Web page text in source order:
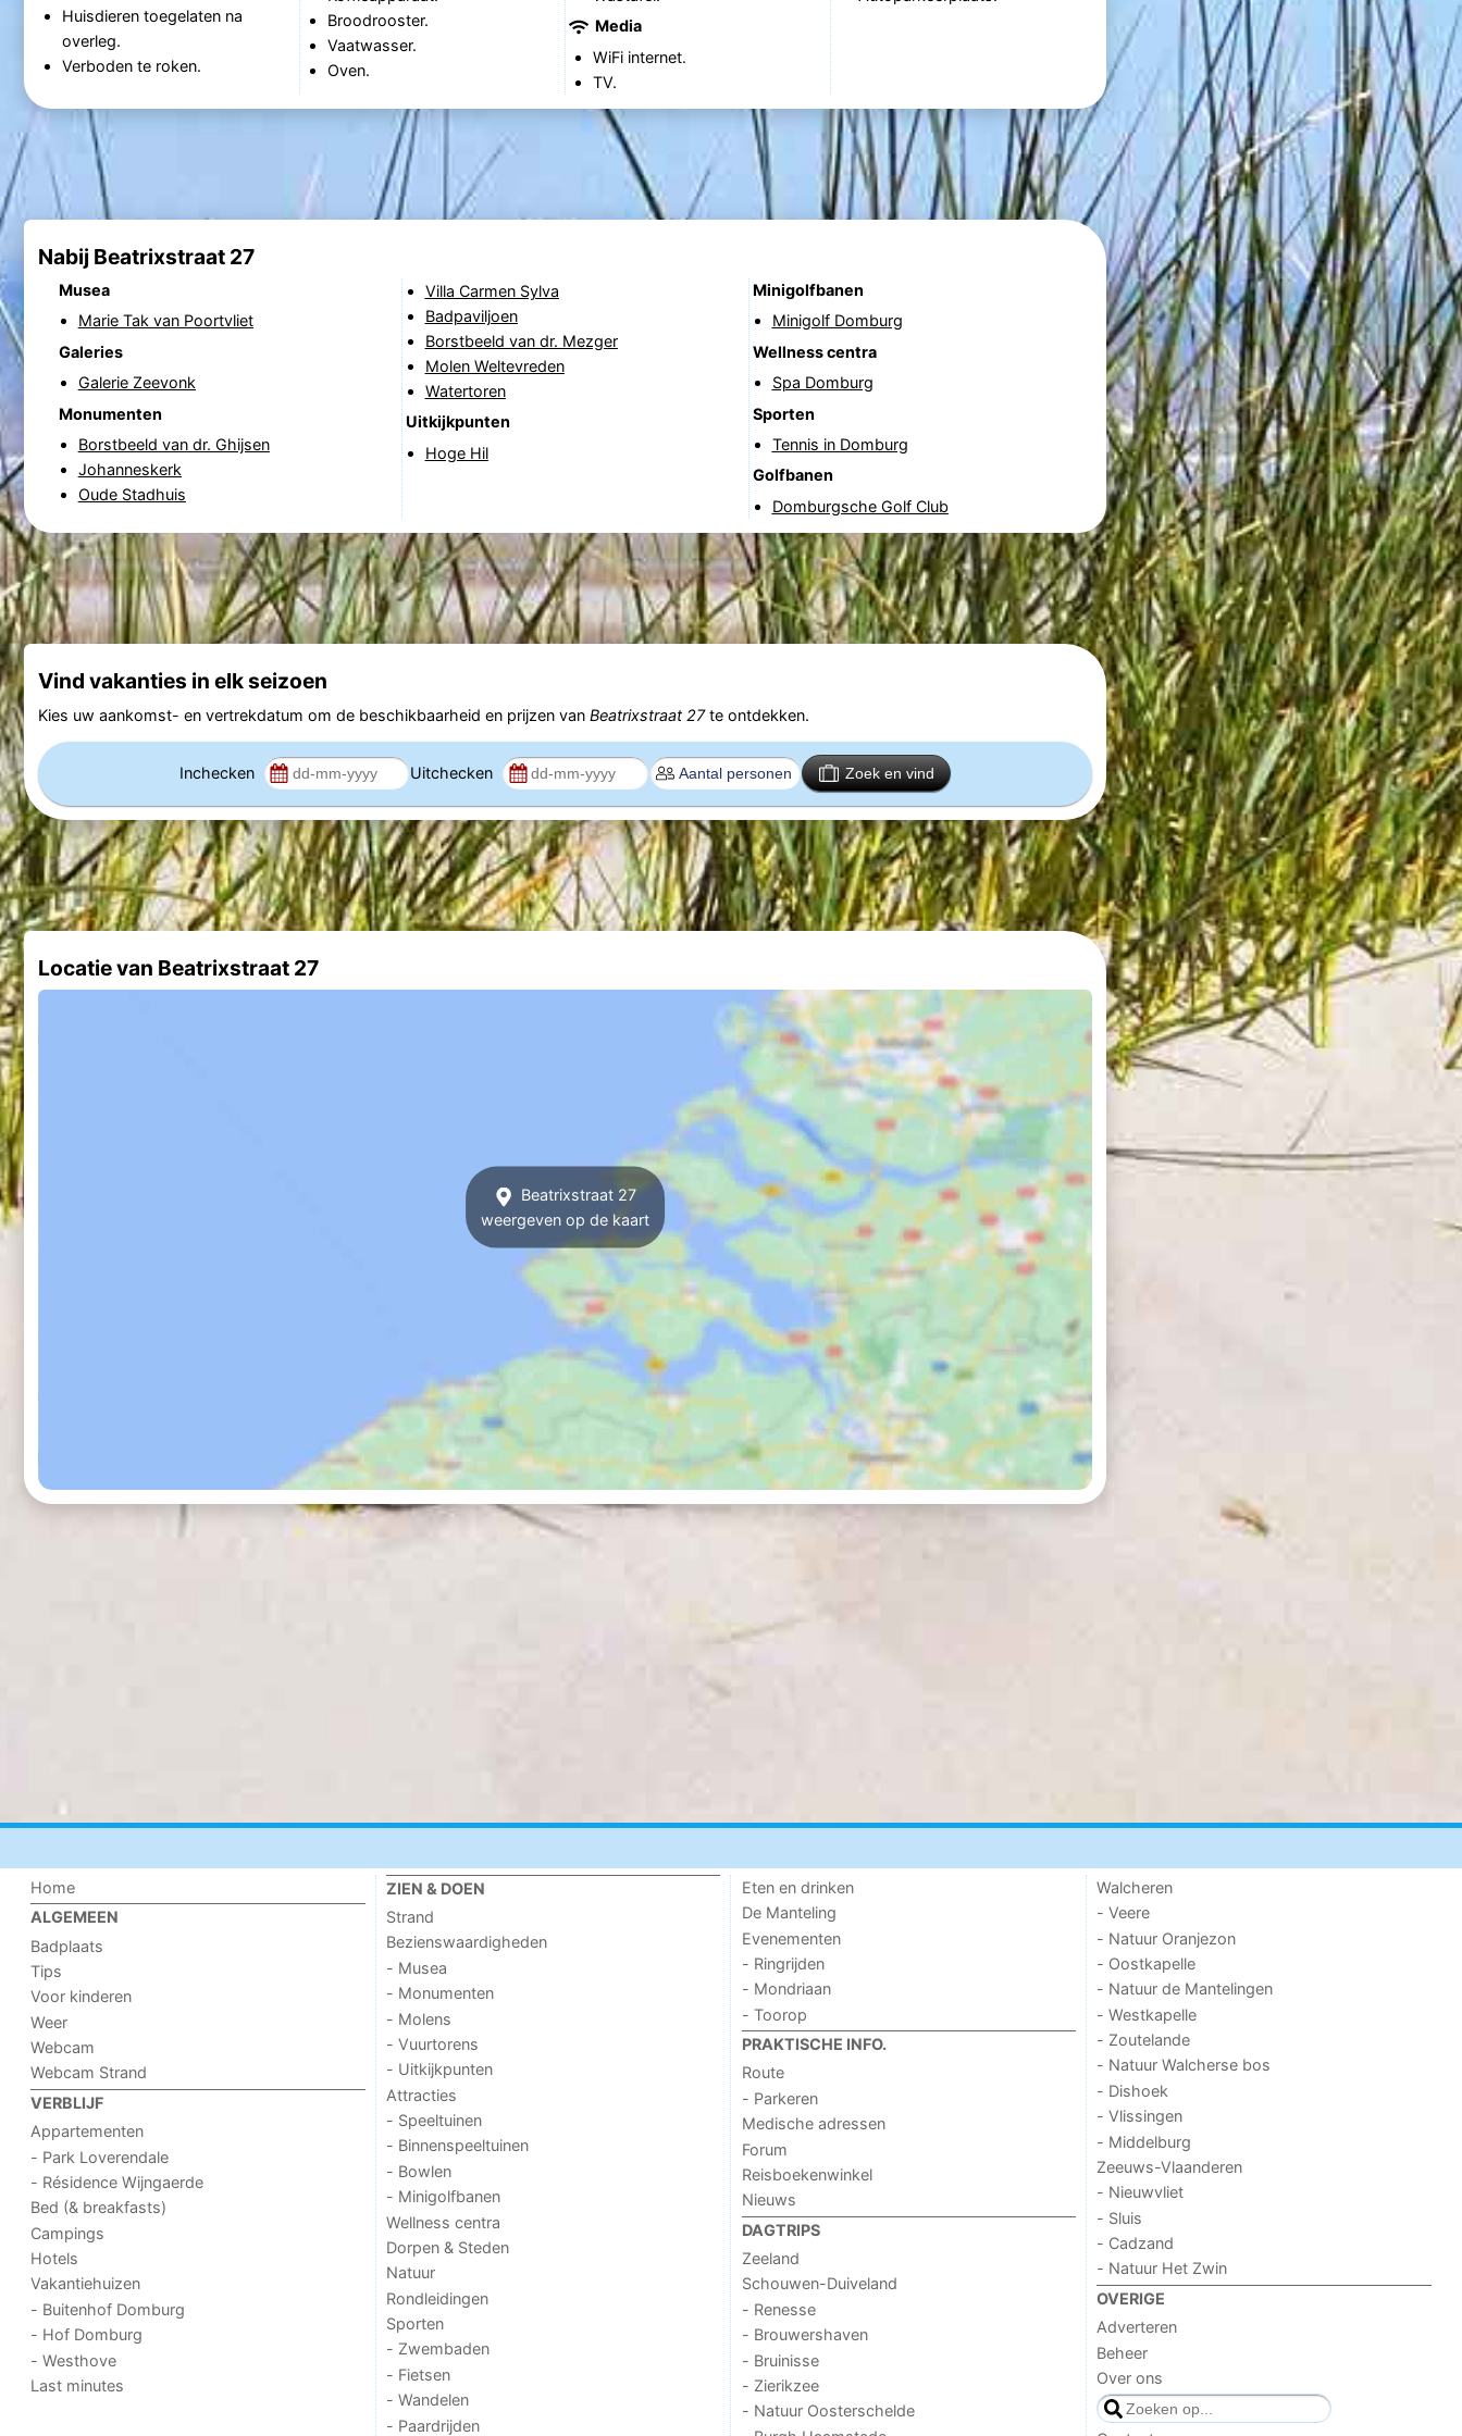
Huisdieren toegelaten na
overleg.
Verboden te roken.
Broodrooster.
Vaatwasser.
Oven.
Media
WiFi internet.
TV.
Nabij Beatrixstraat 27
Musea
Marie Tak van Poortvliet
Galeries
Galerie Zeevonk
Monumenten
Borstbeeld van dr. Ghijsen
Johanneskerk
Oude Stadhuis
Villa Carmen Sylva
Badpaviljoen
Borstbeeld van dr. Mezger
Molen Weltevreden
Watertoren
Uitkijkpunten
Hoge Hil
Minigolfbanen
Minigolf Domburg
Wellness centra
Spa Domburg
Sporten
Tennis in Domburg
Golfbanen
Domburgsche Golf Club
Vind vakanties in elk seizoen
Kies uw aankomst- en vertrekdatum om de beschikbaarheid en prijzen van Beatrixstraat 27te ontdekken.
Inchecken Uitchecken Zoek en vind
Locatie van Beatrixstraat 27
Beatrixstraat 27
weergeven op de kaart
Home
ALGEMEEN
Badplaats
Tips
Voor kinderen
Weer
Webcam
Webcam Strand
VERBLIJF
Appartementen
- Park Loverendale
- Résidence Wijngaerde
Bed (& breakfasts)
Campings
Hotels
Vakantiehuizen
- Buitenhof Domburg
- Hof Domburg
- Westhove
Last minutes
ZIEN & DOEN
Strand
Bezienswaardigheden
- Musea
- Monumenten
- Molens
- Vuurtorens
- Uitkijkpunten
Attracties
- Speeltuinen
- Binnenspeeltuinen
- Bowlen
- Minigolfbanen
Wellness centra
Dorpen & Steden
Natuur
Rondleidingen
Sporten
- Zwembaden
- Fietsen
- Wandelen
- Paardrijden
Eten en drinken
De Manteling
Evenementen
- Ringrijden
- Mondriaan
- Toorop
PRAKTISCHE INFO.
Route
- Parkeren
Medische adressen
Forum
Reisboekenwinkel
Nieuws
DAGTRIPS
Zeeland
Schouwen-Duiveland
- Renesse
- Brouwershaven
- Bruinisse
- Zierikzee
- Natuur Oosterschelde
Walcheren
- Veere
- Natuur Oranjezon
- Oostkapelle
- Natuur de Mantelingen
- Westkapelle
- Zoutelande
- Natuur Walcherse bos
- Dishoek
- Vlissingen
- Middelburg
Zeeuws-Vlaanderen
- Nieuwvliet
- Sluis
- Cadzand
- Natuur Het Zwin
OVERIGE
Adverteren
Beheer
Over ons